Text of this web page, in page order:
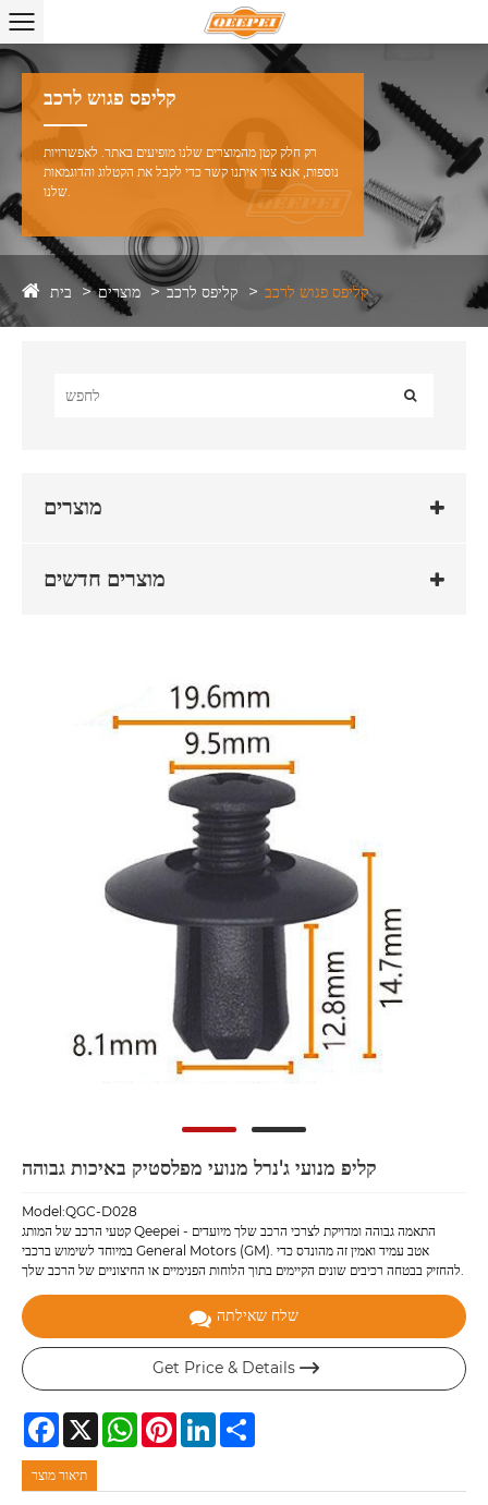
קליפס פגוש לרכב
רק חלק קטן מהמוצרים שלנו מופיעים באתר. לאפשרויות
נוספות, אנא צור איתנו קשר כדי לקבל את הקטלוג והדוגמאות
שלנו.
בית מוצרים קליפס לרכב קליפס פגוש לרכב
מוצרים
מוצרים חדשים
קליפ מנועי ג'נרל מנועי מפלסטיק באיכות גבוהה
Model:QGC-D028
קטעי הרכב של המותג Qeepei - התאמה גבוהה ומדויקת לצרכי הרכב שלך מיועדים
במיוחד לשימוש ברכבי General Motors (GM). אטב עמיד ואמין זה מהונדס כדי
להחזיק בבטחה רכיבים שונים הקיימים בתוך הלוחות הפנימיים או החיצוניים של הרכב שלך.
שלח שאילתה
Get Price & Details 
Facebook
X WhatsAppPinterestLinkedIn
תיאור מוצר